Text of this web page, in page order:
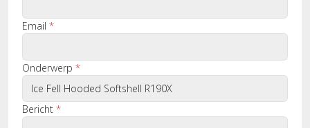
Email *
Onderwerp *
Bericht *